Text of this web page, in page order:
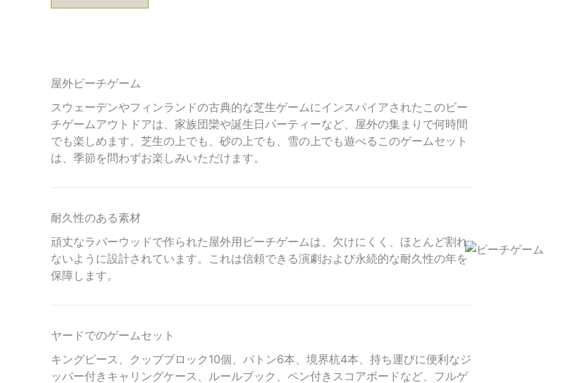
屋外ビーチゲーム
スウェーデンやフィンランドの古典的な芝生ゲームにインスパイアされたこのビー
チゲームアウトドアは、家族団欒や誕生日パーティーなど、屋外の集まりで何時間
でも楽しめます。芝生の上でも、砂の上でも、雪の上でも遊べるこのゲームセット
は、季節を問わずお楽しみいただけます。
耐久性のある素材
頑丈なラバーウッドで作られた屋外用ビーチゲームは、欠けにくく、ほとんど割れ
ないように設計されています。これは信頼できる演劇および永続的な耐久性の年を
保障します。
ヤードでのゲームセット
キングピース、クッブブロック10個、バトン6本、境界杭4本、持ち運びに便利なジ
ッパー付きキャリングケース、ルールブック、ペン付きスコアボードなど、フルゲ